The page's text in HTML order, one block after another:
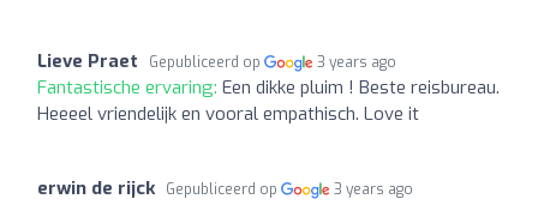
Lieve Praet Gepubliceerd op 3 years ago
Fantastische ervaring: Een dikke pluim ! Beste reisbureau.
Heeeel vriendelijk en vooral empathisch. Love it
erwin de rijck Gepubliceerd op 3 years ago